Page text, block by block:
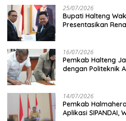
25/07/2026
Bupati Halteng
Presentasikan
16/07/2026
Pemkab Halteng
dengan Politeknik
14/07/2026
Pemkab
Aplikasi